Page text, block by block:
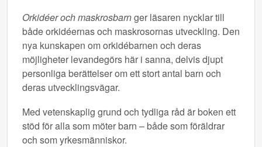
Orkidéer och maskrosbarnger läsaren nycklar till
både orkidéernas och maskrosornas utveckling. Den
nya kunskapen om orkidébarnen och deras
möjligheter levandegörs här i sanna, delvis djupt
personliga berättelser om ett stort antal barn och
deras utvecklingsvägar.
Med vetenskaplig grund och tydliga råd är boken ett
stöd för alla som möter barn – både som föräldrar
och som yrkesmänniskor.